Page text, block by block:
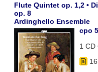
Flute Quintet op. 1,2 •
op. 8
Ardinghello Ensemble
cpo
1 CD